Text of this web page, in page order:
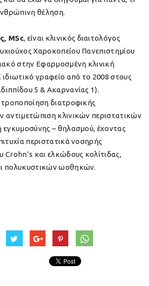
θέληση.
MSc, είναι κλινικός διαιτολόγος
Χαροκοπείου Πανεπιστημίου
στην Εφαρμοσμένη κλινική
ιδιωτικό γραφείο από το 2008 στους
5 & Ακαρνανίας 1).
τροποποίηση διατροφικής
αντιμετώπιση κλινικών περιστατικών
εγκυμοσύνης – θηλασμού, έχοντας
περιστατικά νοσηρής
Crohn’s και ελκώδους κολίτιδας,
πολυκυστικών ωοθηκών.